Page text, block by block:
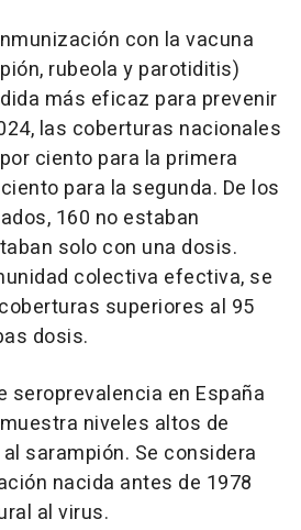
con la vacuna
rubeola y parotiditis)
más eficaz para prevenir
las coberturas nacionales
ciento para la primera
para la segunda. De los
160 no estaban
solo con una dosis.
colectiva efectiva, se
superiores al 95
dosis.
seroprevalencia en España
niveles altos de
sarampión. Se considera
nacida antes de 1978
al virus.